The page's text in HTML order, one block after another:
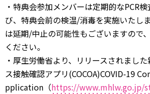
・特典会参加メンバーは定期的なPCR
び、特典会前の検温/消毒を実施いたし
は延期/中止の可能性もございますので
ください。
・厚生労働省より、リリースされまし
ス接触確認アプリ(COCOA)COVID-19
pplication（https://www.mhlw.go.jp/